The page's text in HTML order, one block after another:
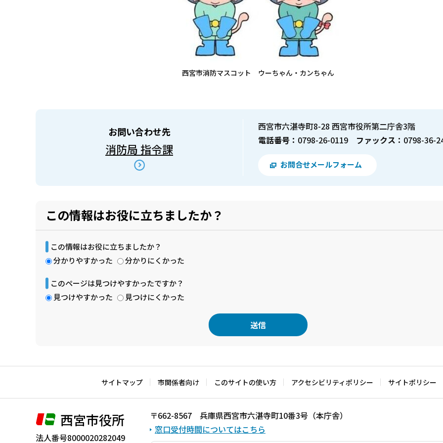
西宮市消防マスコット ウーちゃん・カンちゃん
お問い合わせ先
消防局 指令課
西宮市六湛寺町8-28 西宮市役所第二庁舎3階
電話番号： 0798-26-0119 ファックス： 0798-36-
お問合せメールフォーム
この情報はお役に立ちましたか？
この情報はお役に立ちましたか？
分かりやすかった
分かりにくかった
このページは見つけやすかったですか？
見つけやすかった
見つけにくかった
文
で
サイトマップ 市関係者向け このサイトの使い方 アクセシビリティポリシー サイトポリシー
西宮市役所
法人番号8000020282049
〒662-8567 兵庫県西宮市六湛寺町10番3号（本庁舎）
窓口受付時間についてはこちら